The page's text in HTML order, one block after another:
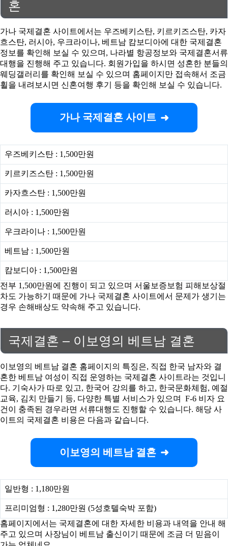
혼
가나 국제결혼 사이트에서는 우즈베키스탄, 키르키즈스탄, 카자
흐스탄, 러시아, 우크라이나, 베트남 캄보디아에 대한 국제결혼
정보를 확인해 보실 수 있으며, 나라별 항공정보와 국제결혼서류
대행을 진행해 주고 있습니다. 회원가입을 하시면 성혼한 분들의
웨딩갤러리를 확인해 보실 수 있으며 홈페이지만 접속해서 조금
휠을 내려보시면 신혼여행 후기 등을 확인해 보실 수 있습니다.
가나 국제결혼 사이트
우즈베키스탄 : 1,500만원
키르키즈스탄 : 1,500만원
카자흐스탄 : 1,500만원
러시아 : 1,500만원
우크라이나 : 1,500만원
베트남 : 1,500만원
캄보디아 : 1,500만원
전부 1,500만원에 진행이 되고 있으며 서울보증보험 피해보상절
차도 가능하기 때문에 가나 국제결혼 사이트에서 문제가 생기는
경우 손해배상도 약속해 주고 있습니다.
국제결혼 – 이보영의 베트남 결혼
이보영의 베트남 결혼 홈페이지의 특징은, 직접 한국 남자와 결
혼한 베트남 여성이 직접 운영하는 국제결혼 사이트라는 것입니
다. 기숙사가 따로 있고, 한국어 강의를 하고, 한국문화체험, 예절
교육, 김치 만들기 등, 다양한 특별 서비스가 있으며 F-6 비자 요
건이 충족된 경우라면 서류대행도 진행할 수 있습니다. 해당 사
이트의 국제결혼 비용은 다음과 같습니다.
이보영의 베트남 결혼
일반형 : 1,180만원
프리미엄형 : 1,280만원 (5성호텔숙박 포함)
홈페이지에서는 국제결혼에 대한 자세한 비용과 내역을 안내 해
주고 있으며 사장님이 베트남 출신이기 때문에 조금 더 믿음이